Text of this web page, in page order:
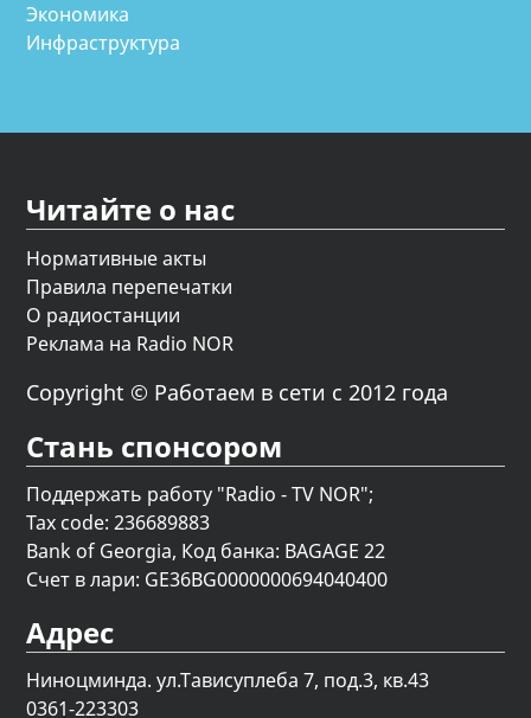
Экономика
Инфраструктура
Читайте о нас
Нормативные акты
Правила перепечатки
О радиостанции
Реклама на Radio NOR
Copyright © Работаем в сети с 2012 года
Стань спонсором
Поддержать работу "Radio - TV NOR";
Tax code: 236689883
Bank of Georgia, Код банка: BAGAGE 22
Счет в лари: GE36BG0000000694040400
Адрес
Ниноцминда. ул.Тависуплеба 7, под.3, кв.43
0361-223303